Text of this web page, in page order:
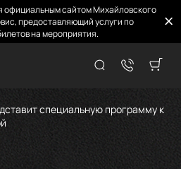
официальным сайтом Михайловского
предоставляющий услуги по
на мероприятия.
специальную программу к